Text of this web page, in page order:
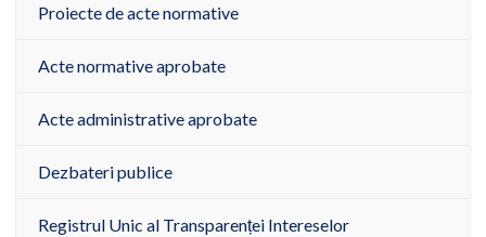
Proiecte de acte normative
Acte normative aprobate
Acte administrative aprobate
Dezbateri publice
Registrul Unic al Transparenței Intereselor